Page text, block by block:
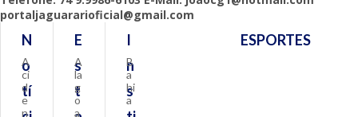
portaljaguararioficial@gmail.com
N
o
tí
A
ci
d
e
n
E
s
t
A
la
g
o
a
I
n
s
B
a
hi
a
ESPORTES